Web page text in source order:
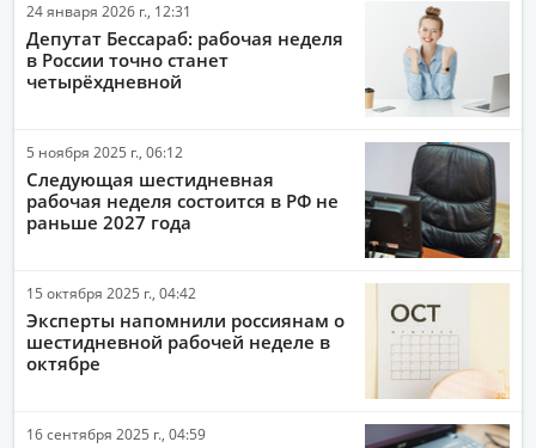
КУЛЬТУРА
24 января 2026 г., 12:31
Депутат Бессараб: рабочая неделя
в России точно станет
четырёхдневной
5 ноября 2025 г., 06:12
Следующая шестидневная
рабочая неделя состоится в РФ не
раньше 2027 года
15 октября 2025 г., 04:42
Эксперты напомнили россиянам о
шестидневной рабочей неделе в
октябре
16 сентября 2025 г., 04:59